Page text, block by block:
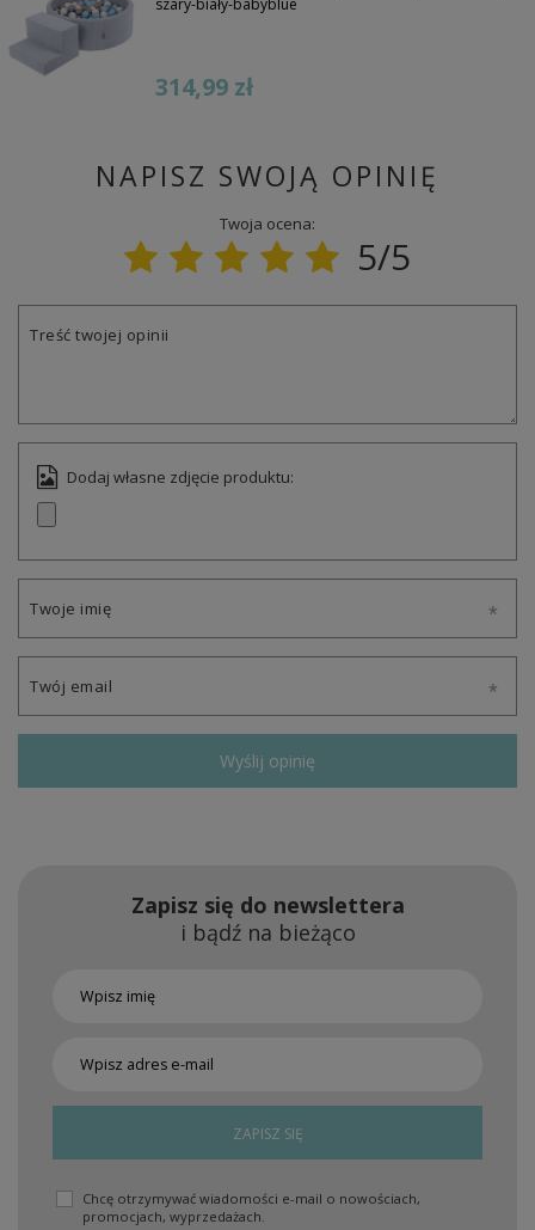
szary-biały-babyblue
314,99 zł
NAPISZ SWOJĄ OPINIĘ
Twoja ocena:
5/5
Treść twojej opinii
Dodaj własne zdjęcie produktu:
Twoje imię
Twój email
Wyślij opinię
Zapisz się do newslettera
i bądź na bieżąco
ZAPISZ SIĘ
Chcę otrzymywać wiadomości e-mail o nowościach,
promocjach, wyprzedażach.